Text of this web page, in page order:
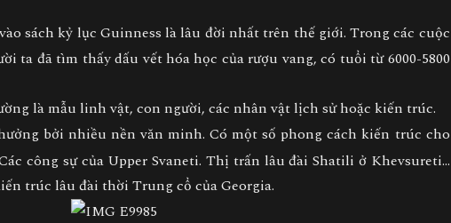
sách kỷ lục Guinness là lâu đời nhất trên thế giới. Trong các cuộc
ta đã tìm thấy dấu vết hóa học của rượu vang, có tuổi từ 6000-5800
là mẫu linh vật, con người, các nhân vật lịch sử hoặc kiến trúc.
bởi nhiều nền văn minh. Có một số phong cách kiến trúc cho
công sự của Upper Svaneti. Thị trấn lâu đài Shatili ở Khevsureti…
trúc lâu đài thời Trung cổ của Georgia.